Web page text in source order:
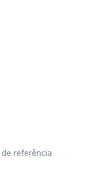
referência